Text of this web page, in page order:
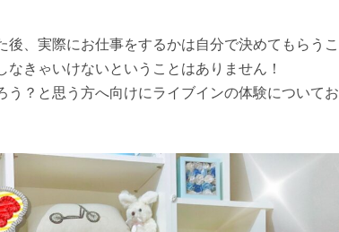
後、実際にお仕事をするかは自分で決めてもらうこ
なきゃいけないということはありません！
う？と思う方へ向けにライブインの体験についてお